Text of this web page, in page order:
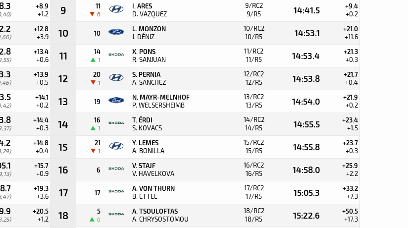
+8.9
+1.2 9 11
6
I. ARES
D. VAZQUEZ
9/RC2
9/R5
14:41.5 +9.4
+0.2
+12.8
+3.9 10 10
L. MONZON
J. DÉNIZ
10/RC2
10/R5
14:53.1 +21.0
+11.6
+13.4
+0.6 11 14
1
X. PONS
R. SANJUAN
11/RC2
11/R5
14:53.4 +21.3
+0.3
+13.9
+0.5 12 20
1
S. PERNIA
A. SANCHEZ
12/RC2
12/R5
14:53.8 +21.7
+0.4
+14.1
+0.2 13 19
N. MAYR-MELNHOF
P. WELSERSHEIMB
13/RC2
13/R5
14:54.0 +21.9
+0.2
+14.4
+0.3 14 16
1
T. ÉRDI
S. KOVACS
14/RC2
14/R5
14:55.5 +23.4
+1.5
+14.8
+0.4 15 21
1
Y. LEMES
A. BONILLA
15/RC2
15/R5
14:55.8 +23.7
+0.3
+15.7
+0.9 16 6
V. STAJF
V. HAVELKOVA
16/RC2
16/R5
14:58.0 +25.9
+2.2
+19.3
+3.6 17 17
A. VON THURN
B. ETTEL
17/RC2
17/R5
15:05.3 +33.2
+7.3
+20.5
+1.2 18 5
6
A. TSOULOFTAS
A. CHRYSOSTOMOU
18/RC2
18/R5
15:22.6 +50.5
+17.3